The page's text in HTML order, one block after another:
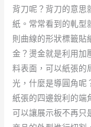
背刀呢？背刀的意思
紙。常常看到的軋型
則曲線的形狀標籤貼
金？燙金就是利用加
料表面，可以紙張的
光，什麼是導圓角呢
紙張的四邊銳利的端
可以讓展示板不再只